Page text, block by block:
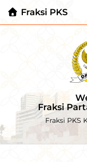
Fraksi PKS
Fraksi
Fraksi PKS